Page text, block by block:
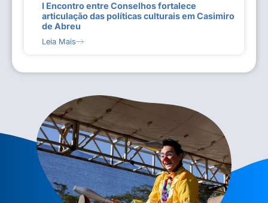
I Encontro entre Conselhos fortalece
articulação das políticas culturais em Casimiro
de Abreu
Leia Mais